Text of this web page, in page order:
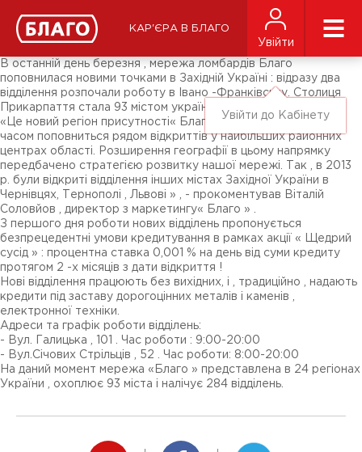
КАР'ЄРА В БЛАГО
Увійти
Увійти до Кабінету
ЗМІ про нас
Підписники соц-мереж
Ярмарки
В останній день березня , мережа ломбардів Благо
поповнилася новими точками в Західній Україні : відразу два
відділення розпочали роботу в Івано -Франківську. Столиця
Прикарпаття стала 93 містом української мережі .
«Це новий регіон присутності« Благо » , який найближчим
часом поповниться рядом відкриттів у найбільших районних
центрах області. Розширення географії в цьому напрямку
передбачено стратегією розвитку нашої мережі. Так , в 2013
р. були відкриті відділення інших містах Західної України в
Чернівцях, Тернополі , Львові » , - прокоментував Віталій
Соловйов , директор з маркетингу« Благо » .
З першого дня роботи нових відділень пропонується
безпрецедентні умови кредитування в рамках акції « Щедрий
сусід » : процентна ставка 0,001 % на день від суми кредиту
протягом 2 -х місяців з дати відкриття !
Нові відділення працюють без вихідних, і , традиційно , надають
кредити під заставу дорогоцінних металів і каменів ,
електронної техніки.
Адреси та графік роботи відділень:
- Вул. Галицька , 101 . Час роботи : 9:00-20:00
- Вул.Січових Стрільців , 52 . Час роботи: 8:00-20:00
На даний момент мережа «Благо » представлена ​​в 24 регіонах
України , охоплює 93 міста і налічує 284 відділень.